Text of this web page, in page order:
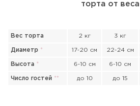
торта от веса
Вес торта 2 кг 3 кг
Диаметр * 17-20 см 22-24 см
Высота * 6-10 см 6-10 см
Число гостей ** до 10 до 15